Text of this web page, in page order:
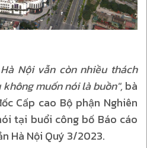
Nội vẫn còn nhiều thách
muốn nói là buồn", bà
Cấp cao Bộ phận Nghiên
tại buổi công bố Báo cáo
Hà Nội Quý 3/2023.